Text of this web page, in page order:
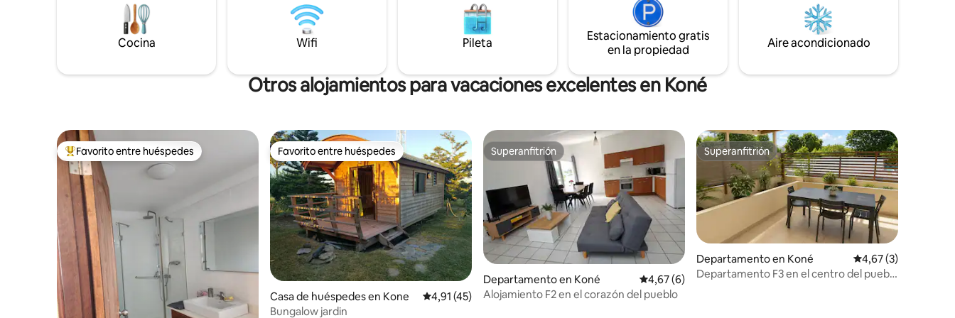
con aire acondicionado y cama doble de
160 cm. Un sofá cama en el módulo de
cocina/sala de estar. El alojamiento está
equipado con una red wifi.
Cocina Wifi Pileta
Estacionamiento gratis
en la propiedad
Aire acondicionado
Otros alojamientos para vacaciones excelentes en Koné
Favorito entre los huéspedes más destacados
Favorito entre huéspedes Favorito entre huéspedes
Favorito entre huéspedes
Casa de huéspedes en Kone Calificación promedio: 4,91 de 5. 45 evaluaciones
4,91 (45)
Bungalow jardin
Superanfitrión
Superanfitrión
Departamento en Koné Calificación promedio: 4,67 de 5. 6 evaluaciones
4,67 (6)
Alojamiento F2 en el corazón del pueblo
Superanfitrión
Superanfitrión
Departamento en Koné Calificación
4,67 (3)
Departamento F3 en el centro del pueblo